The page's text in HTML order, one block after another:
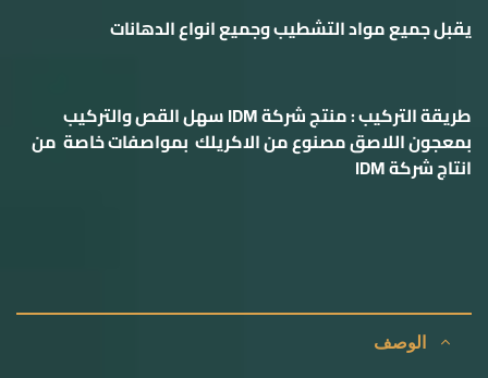
يقبل جميع مواد التشطيب وجميع انواع الدهانات
طريقة التركيب : منتج شركة IDM سهل القص والتركيب
بمعجون اللاصق مصنوع من الاكريلك بمواصفات خاصة من
انتاج شركة IDM
الوصف